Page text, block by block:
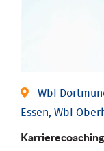
WbI
Essen, WbI